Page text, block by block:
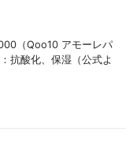
（Qoo10 アモーレパ
抗酸化、保湿（公式よ